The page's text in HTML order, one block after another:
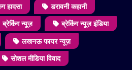
हादसा
डरावनी कहानी
ब्रेकिंग न्यूज़
ब्रेकिंग न्यूज़ इंडिया
लखनऊ फायर न्यूज़
सोशल मीडिया विवाद